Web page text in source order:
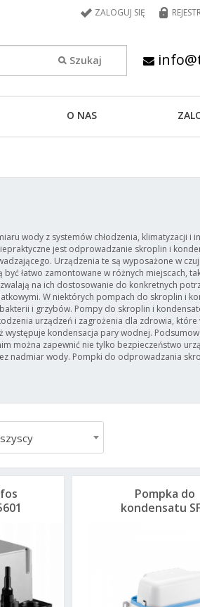
ZALOGUJ SIĘ
O NAS
wody z systemów chłodzenia, klimatyzacji
jest odprowadzanie skroplin i
Urządzenia te są wyposażone w
łatwo zamontowane w różnych miejscach,
na ich dostosowanie do konkretnych
W niektórych pompach do skroplin i
i grzybów. Pompy do skroplin i
urządzeń i zagrożenia dla zdrowia,
kondensacja pary wodnej.
można zapewnić nie tylko bezpieczeństwo
nadmiar wody. Pompki do odprowadzania
Pompka do
kondensatu